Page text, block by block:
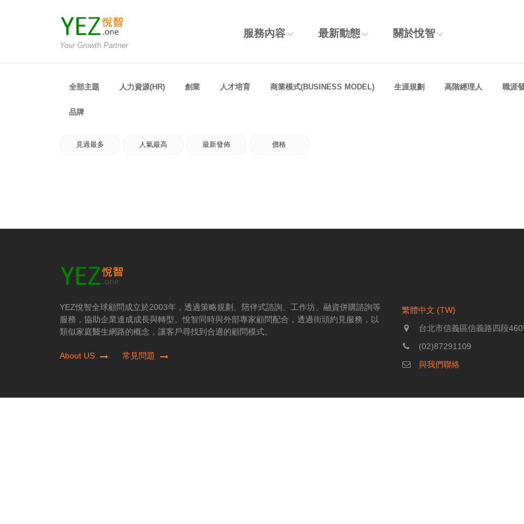
Your Growth Partner
服務內容 最新動態 關於悅智
全部主題 人力資源(HR) 創業 人才培育 商業模式(BUSINESS MODEL) 生涯規劃 高階經理人 職涯
品牌
見過最多 人氣最高 最新發佈 價格
YEZ悅智全球顧問成立於2003年，透過策略規劃、陪伴式諮詢、工作坊、融資併購諮詢等
服務，協助企業達成成長與轉型。悅智同時與外部專家顧問配合，透過街頭約見服務，以
類似家庭醫生網路的概念，讓客戶尋找到合適的顧問模式。
About US 常見問題
繁體中文 (TW)
台北市信義區信義路四段
(02)87291109
與我們聯絡